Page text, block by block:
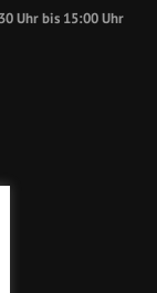
Uhr bis 15:00 Uhr